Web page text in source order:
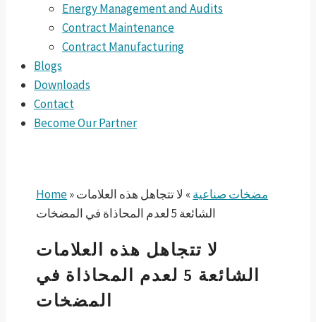
Energy Management and Audits
Contract Maintenance
Contract Manufacturing
Blogs
Downloads
Contact
Become Our Partner
Home» مضخات صناعية» لا تتجاهل هذه العلامات
الشائعة 5 لعدم المحاذاة في المضخات
لا تتجاهل هذه العلامات
الشائعة 5 لعدم المحاذاة في
المضخات